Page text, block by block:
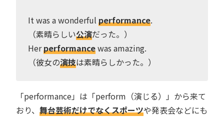
It was a wonderful performance.
（素晴らしい公演だった。）
Herperformancewas amazing.
（彼女の演技は素晴らしかった。）
「performance」は「perform（演じる）」から来て
おり、 舞台芸術だけでなくスポーツや発表会などにも